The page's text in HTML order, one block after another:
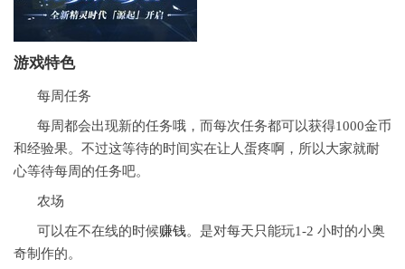
游戏特色
每周任务
每周都会出现新的任务哦，而每次任务都可以获得1000金币
和经验果。不过这等待的时间实在让人蛋疼啊，所以大家就耐
心等待每周的任务吧。
农场
可以在不在线的时候赚钱。是对每天只能玩1-2 小时的小奥
奇制作的。